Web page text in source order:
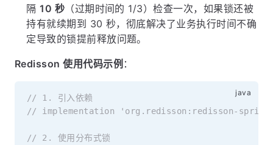
隔10 秒 （过期时间的 1/3）检查一次，如果锁还被
持有就续期到 30 秒，彻底解决了业务执行时间不确
定导致的锁提前释放问题。
Redisson 使用代码示例 ：
// 1. 引入依赖
// implementation 'org.redisson:redisson-
// 2. 使用分布式锁